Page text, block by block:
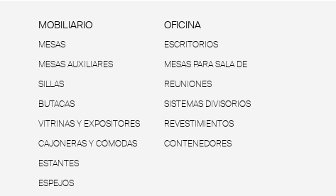
MOBILIARIO
MESAS
MESAS AUXILIARES
SILLAS
BUTACAS
VITRINAS Y EXPOSITORES
CAJONERAS Y CÓMODAS
ESTANTES
ESPEJOS
OFICINA
ESCRITORIOS
MESAS PARA SALA DE
REUNIONES
SISTEMAS DIVISORIOS
REVESTIMIENTOS
CONTENEDORES